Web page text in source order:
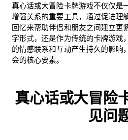
真心话或大冒险卡牌游戏不仅仅是
增强关系的重要工具，通过促进理
回忆来帮助伴侣和朋友之间建立更
字形式，还是作为传统的卡牌游戏
的情感联系和互动产生持久的影响
会的核心要素。
真心话或大冒险
见问